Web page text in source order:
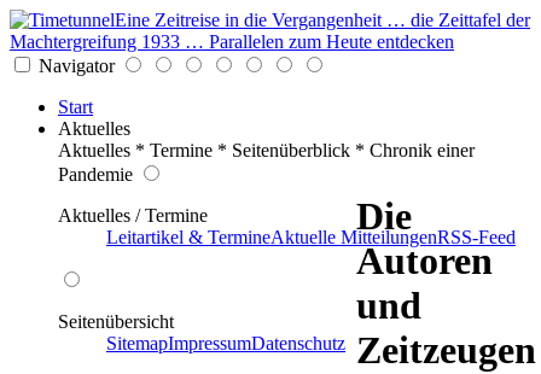
Eine Zeitreise in die Vergangenheit … die Zeittafel der
Machtergreifung 1933 … Parallelen zum Heute entdecken
Navigator
Start
Aktuelles
Aktuelles * Termine * Seitenüberblick * Chronik einer
Pandemie
Aktuelles / Termine
Leitartikel & TermineAktuelle MitteilungenRSS-Feed
Seitenübersicht
SitemapImpressumDatenschutz
Die
Autoren
und
Zeitzeugen